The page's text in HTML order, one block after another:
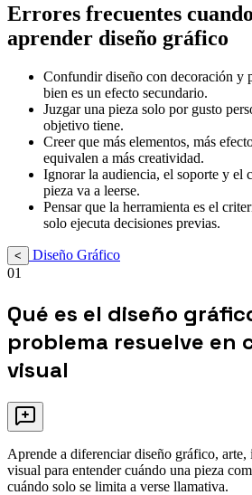
Errores frecuentes
aprender diseño gráfico
Confundir diseño con decoración y
bien es un efecto secundario.
Juzgar una pieza solo por gusto
objetivo tiene.
Creer que más elementos, más
equivalen a más creatividad.
Ignorar la audiencia, el soporte y el
pieza va a leerse.
Pensar que la herramienta es el
solo ejecuta decisiones previas.
<
Diseño Gráfico
01
Qué es el diseño
problema resuelve en
visual
Aprende a diferenciar diseño gráfico,
visual para entender cuándo una pieza
cuándo solo se limita a verse llamativa.